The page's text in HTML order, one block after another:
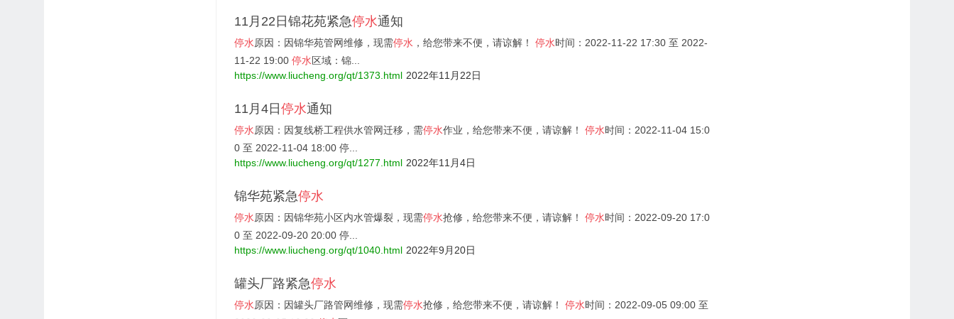
11月22日锦花苑紧急停水通知
停水原因：因锦华苑管网维修，现需停水 ，给您带来不便，请谅解！ 停水时间：2022-11-22 17:30 至 2022-
11-22 19:00 停水区域：锦...
https://www.liucheng.org/qt/1373.html 2022年11月22日
11月4日 停水通知
停水原因：因复线桥工程供水管网迁移，需停水作业，给您带来不便，请谅解！ 停水时间：2022-11-04 15:0
0 至 2022-11-04 18:00 停...
https://www.liucheng.org/qt/1277.html 2022年11月4日
锦华苑紧急停水
停水原因：因锦华苑小区内水管爆裂，现需停水抢修，给您带来不便，请谅解！ 停水时间：2022-09-20 17:0
0 至 2022-09-20 20:00 停...
https://www.liucheng.org/qt/1040.html 2022年9月20日
罐头厂路紧急停水
停水原因：因罐头厂路管网维修，现需停水抢修，给您带来不便，请谅解！ 停水时间：2022-09-05 09:00 至